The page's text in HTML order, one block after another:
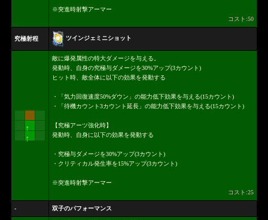
※突進時射撃アーマー
コスト:50
究極射程 ツインジェミニショット
↑
↑
敵に爆発属性の特大ダメージを与える。
発動時、自身の究極与ダメージを30%アップ(3カウント)
ヒット時、敵全体に以下の効果を発動する
・「気力回復速度50%ダウン」の能力低下効果を与える(15カウント)
・「待機カウント3カウント延長」の能力低下効果を与える(15カウント)
【究極アーツ強化時】
発動時、自身に以下の効果を発動する
・究極与ダメージを30%アップ(3カウント)
・クリティカル発生率を15%アップ(3カウント)
※突進時射撃アーマー
コスト:25
- 双子のパフォーマンス